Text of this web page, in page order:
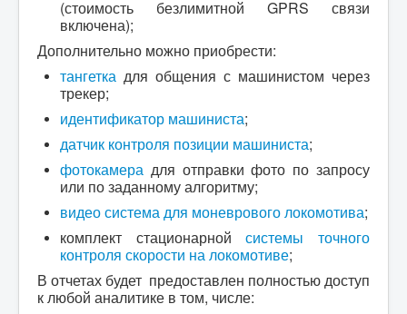
(стоимость безлимитной GPRS связи
включена);
Дополнительно можно приобрести:
тангетка для общения с машинистом через
трекер;
идентификатор машиниста;
датчик контроля позиции машиниста;
фотокамера для отправки фото по запросу
или по заданному алгоритму;
видео система для моневрового локомотива;
комплект стационарнойсистемы точного
контроля скорости на локомотиве;
В отчетах будет предоставлен полностью доступ
к любой аналитике в том, числе: